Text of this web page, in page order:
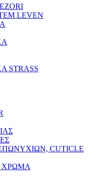
LEVEN
STRASS
CUTICLE
ΧΡΩΜΑ